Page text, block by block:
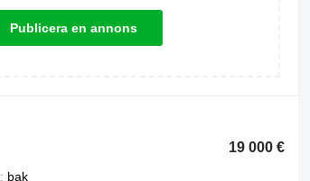
Publicera en annons
19 000 €
bak